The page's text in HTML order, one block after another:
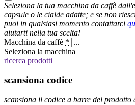
Seleziona la tua macchina da caffè
capsule o le cialde adatte; e se non
puoi in qualsiasi momento contattarci
aiutarti nella tua scelta!
Macchina da caffè *
Seleziona la macchina
ricerca prodotti
scansiona codice
scansiona il codice a barre del